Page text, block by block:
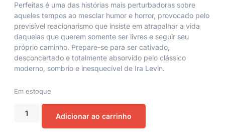
Perfeitas é uma das histórias mais perturbadoras sobre
aqueles tempos ao mesclar humor e horror, provocado pelo
previsível reacionarismo que insiste em atrapalhar a vida
daquelas que querem somente ser livres e seguir seu
próprio caminho. Prepare-se para ser cativado,
desconcertado e totalmente absorvido pelo clássico
moderno, sombrio e inesquecível de Ira Levin.
Em estoque
Adicionar ao carrinho